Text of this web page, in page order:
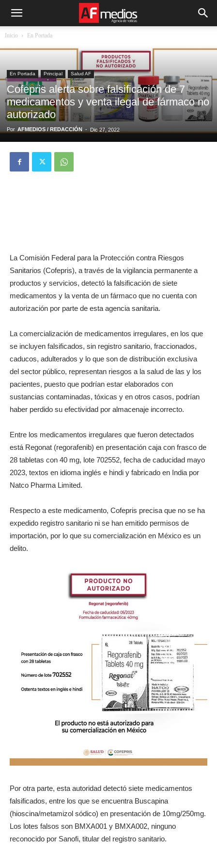
Inicio En Portada
En Portada Principal Salud AF
Cofepris alerta sobre falsificación de 7
medicamentos y venta ilegal de fármaco no
autorizado
Por AFMEDIOS / REDACCIÓN - Dic 27, 2022
La Comisión Federal para la Protección contra Riesgos
Sanitarios (Cofepris), a través de la vigilancia permanente a
productos y servicios, detectó la falsificación de siete
medicamentos y la venta de un fármaco que no cuenta con
autorización por parte de esta agencia sanitaria.
La comercialización de medicamentos irregulares, en los que
se incluyen falsificados, sin registro sanitario, fraccionados,
caducos, adulterados y lo que son de distribución exclusiva
del sector público, representan riesgos a la salud de las y los
pacientes, puesto que podrían estar elaborados con
sustancias contaminadas, tóxicas y en otros casos, podrían
haber perdido su efectividad por almacenaje incorrecto.
Entre los medicamentos irregulares que fueron detectados
está Regonat (regorafenib) en presentación caja con frasco de
28 tabletas con 40 mg, lote 702552, fecha de caducidad mayo
2023, textos en idioma inglés e hindi y fabricado en India por
Natco Pharma Limited.
Respecto a este medicamento, Cofepris precisa que no se ha
expedido registro sanitario ni se han emitido permisos de
importación, por lo que su comercialización en México es un
delito.
Por otra parte, esta autoridad detectó siete medicamentos
falsificados, entre los que se encuentra Buscapina
(hioscina/metamizol sódico) en presentación de 10mg/250mg.
Los lotes falsos son BMXA001 y BMXA002, ninguno
reconocido por Sanofi, titular del registro sanitario.